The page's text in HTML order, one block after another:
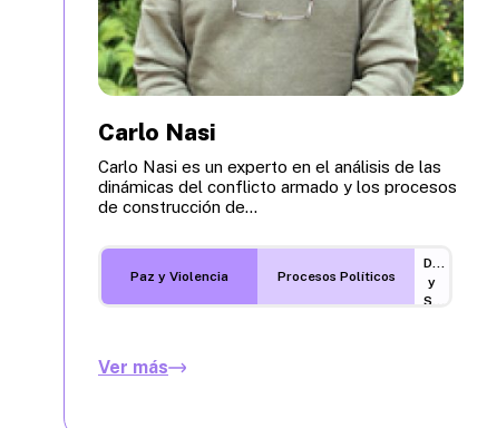
Carlo Nasi
Carlo Nasi es un experto en el análisis de las
dinámicas del conflicto armado y los procesos
de construcción de...
Paz y Violencia Procesos Políticos
Desarrollo
y
Ver más